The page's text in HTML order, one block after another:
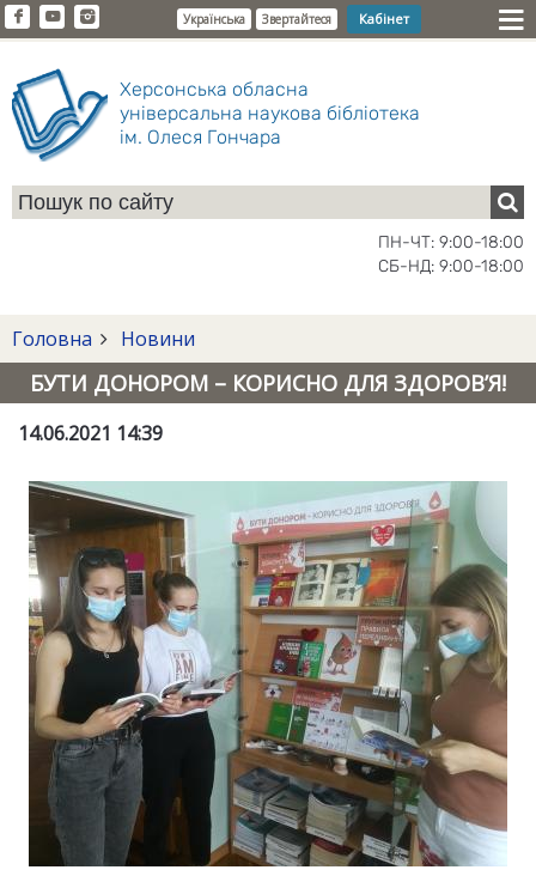
Українська Звертайтеся Кабінет
Херсонська обласна
універсальна наукова бібліотека
ім. Олеся Гончара
ПН-ЧТ: 9:00-18:00
СБ-НД: 9:00-18:00
Головна Новини
БУТИ ДОНОРОМ – КОРИСНО ДЛЯ ЗДОРОВ’Я!
14.06.2021 14:39